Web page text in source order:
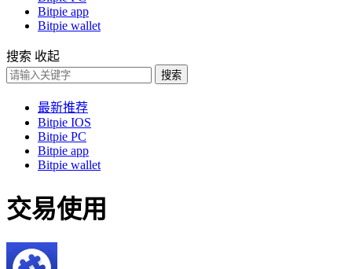
Bitpie app
Bitpie wallet
搜索 收起
搜索
最新推荐
Bitpie IOS
Bitpie PC
Bitpie app
Bitpie wallet
交易使用